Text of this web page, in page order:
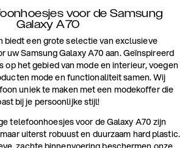
voor de Samsung
Galaxy A70
biedt een grote selectie van exclusieve
uw Samsung Galaxy A70 aan. Geïnspireerd
op het gebied van mode en interieur, voegen
mode en functionaliteit samen. Wij
uniek te maken met een modekoffer die
bij je persoonlijke stijl!
telefoonhoesjes voor de Galaxy A70 zijn
uiterst robuust en duurzaam hard plastic.